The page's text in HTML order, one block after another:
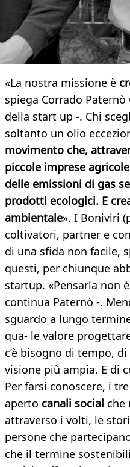
«La nostra missione è
spiega Corrado
della start up -. Chi
soltanto un olio
movimento che,
piccole imprese
delle emissioni di gas
prodotti ecologici. E
ambientale». I Boniviri
coltivatori, partner e
di una sfida non facile,
questi, per chiunque
startup. «Pensarla non
continua Paternò -.
sguardo a lungo
qua- le valore
c’è bisogno di tempo,
visione più ampia. E di
Per farsi conoscere, i
aperto canali social che
attraverso i volti, le
persone che
che il termine